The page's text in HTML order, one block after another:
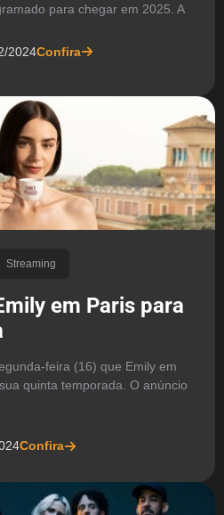
para chegar em 2025. A
2024Confira
Streaming
em Paris para
feira (16) que Emily em
quinta temporada. O anúncio
Confira